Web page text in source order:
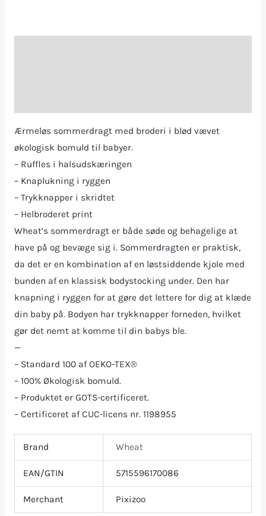
Ærmeløs sommerdragt med broderi i blød vævet
økologisk bomuld til babyer.
– Ruffles i halsudskæringen
– Knaplukning i ryggen
– Trykknapper i skridtet
– Helbroderet print
Wheat’s sommerdragt er både søde og behagelige at
have på og bevæge sig i. Sommerdragten er praktisk,
da det er en kombination af en løstsiddende kjole med
bunden af en klassisk bodystocking under. Den har
knapning i ryggen for at gøre det lettere for dig at klæde
din baby på. Bodyen har trykknapper forneden, hvilket
gør det nemt at komme til din babys ble.
—
– Standard 100 af OEKO-TEX®
– 100% Økologisk bomuld.
– Produktet er GOTS-certificeret.
– Certificeret af CUC-licens nr. 1198955
Brand Wheat
EAN/GTIN 5715596170086
Merchant Pixizoo